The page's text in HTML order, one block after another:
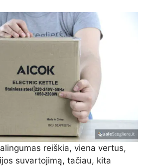
reiškia, viena vertus,
suvartojimą, tačiau, kita